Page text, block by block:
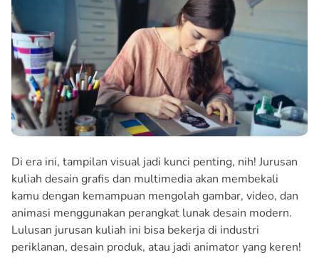
Di era ini, tampilan visual jadi kunci penting, nih! Jurusan
kuliah desain grafis dan multimedia akan membekali
kamu dengan kemampuan mengolah gambar, video, dan
animasi menggunakan perangkat lunak desain modern.
Lulusan jurusan kuliah ini bisa bekerja di industri
periklanan, desain produk, atau jadi animator yang keren!